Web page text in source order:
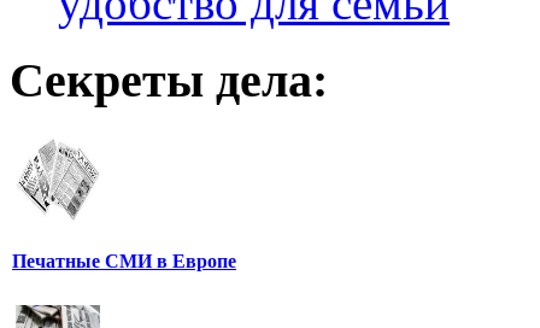
Секреты дела:
Печатные СМИ в Европе